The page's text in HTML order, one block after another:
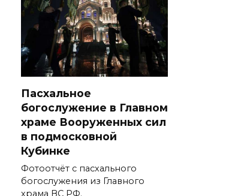
Пасхальное
богослужение в Главном
храме Вооруженных сил
в подмосковной
Кубинке
Фотоотчёт с пасхального
богослужения из Главного
храма ВС РФ.